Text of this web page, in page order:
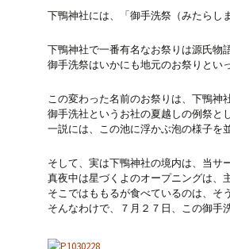
下鴨神社には、「御手洗祭（みたらし
下鴨神社で一番有名なお祭りは源氏物
御手洗祭はいかにも地元のお祭りとい
この変わった名前のお祭りは、下鴨神
御手洗社というお社の夏越しの例祭と
一説には、この池に浮かぶ泡の様子を
そして、実は下鴨神社の境内は、当サ
真夜中は星づくよのオープニングは、
そこではももるが食べているのは、そ
そんなわけで、７月２７日、この御手